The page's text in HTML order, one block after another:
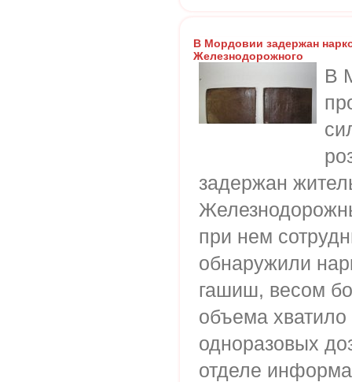
В Мордовии задержан
Железнодорожного
В
задержан
при нем
обнаружили
гашиш, весом
объема
одноразовых
отделе